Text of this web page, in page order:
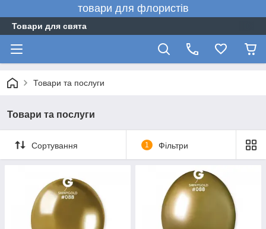
товари для флористів
Товари для свята
Товари та послуги
Товари та послуги
Сортування 1 Фільтри